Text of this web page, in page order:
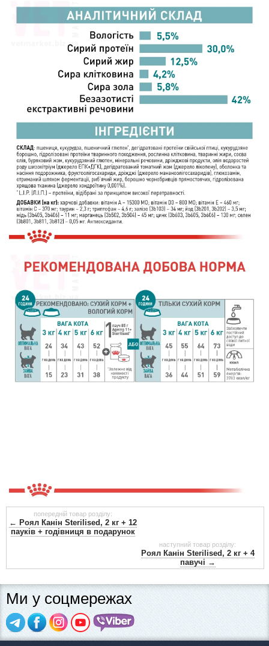
попередній товар розділу:
← Роял Канін Sterilised, 2 кг + 12
пауків + годівниця в подарунок
наступний товар розділу:
Роял Канін Sterilised, 2 кг + 4
павучі →
Ми у соцмережах